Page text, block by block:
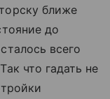
ближе
до
всего
что гадать не